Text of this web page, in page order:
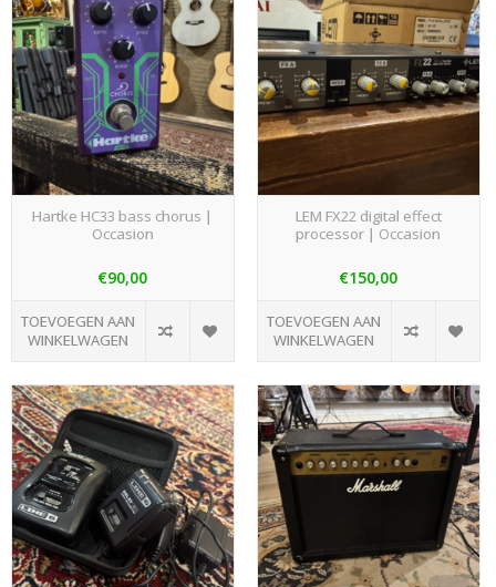
Hartke HC33 bass chorus |
Occasion
€90,00
TOEVOEGEN AAN
WINKELWAGEN
LEM FX22 digital effect
processor | Occasion
€150,00
TOEVOEGEN AAN
WINKELWAGEN